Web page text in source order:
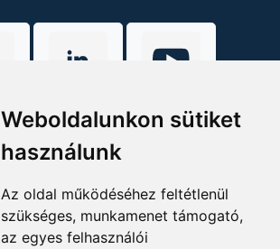
Weboldalunkon sütiket
használunk
Az oldal működéséhez feltétlenül
szükséges, munkamenet támogató,
az egyes felhasználói
ELÉRHETŐSÉGEK
+36 1 880 7600